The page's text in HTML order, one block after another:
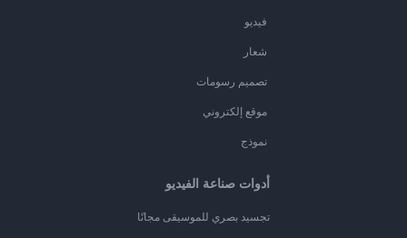
فيديو
شعار
تصميم رسومات
موقع إلكتروني
نموذج
أدوات صناعة الفيديو
تجسيد بصري للموسيقى مجانًا